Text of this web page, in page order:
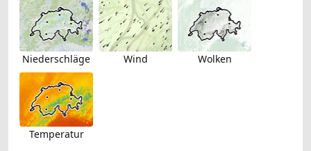
Niederschläge Wind Wolken
Temperatur